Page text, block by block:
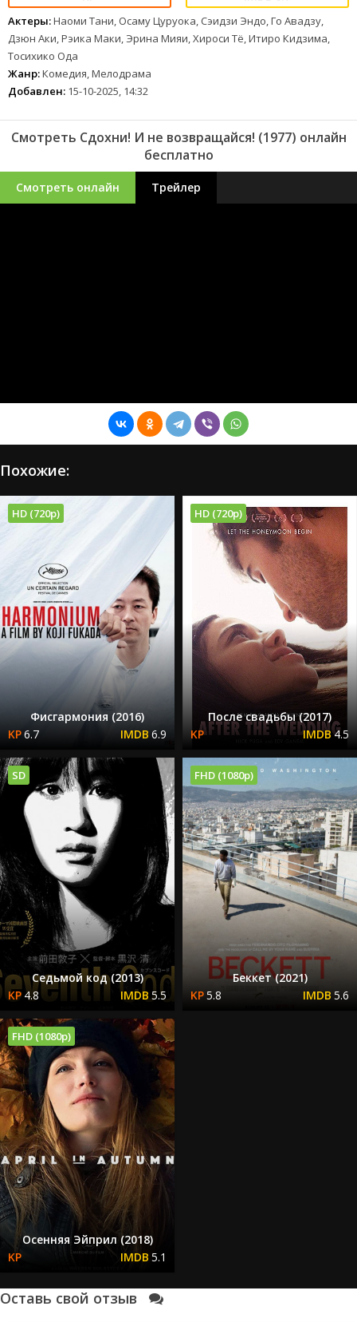
Актеры:Наоми Тани, Осаму Цуруока, Сэидзи Эндо, Го Авадзу,
Дзюн Аки, Рэика Маки, Эрина Мияи, Хироси Тё, Итиро Кидзима,
Тосихико Ода
Жанр:Комедия, Мелодрама
Добавлен: 15-10-2025, 14:32
Смотреть Сдохни! И не возвращайся! (1977) онлайн
бесплатно
Смотреть онлайн Трейлер
Похожие:
HD (720p)
Фисгармония (2016)
6.7
6.9
HD (720p)
После свадьбы (2017)
4.5
SD
Седьмой код (2013)
4.8
5.5
FHD (1080p)
Беккет (2021)
5.8
5.6
FHD (1080p)
Осенняя Эйприл (2018)
5.1
Оставь свой отзыв